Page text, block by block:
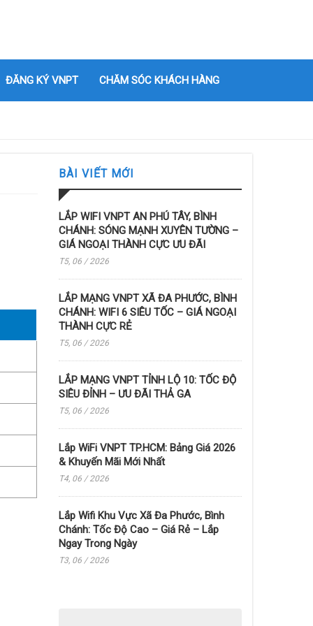
ĐĂNG KÝ VNPT CHĂM SÓC KHÁCH HÀNG
BÀI VIẾT MỚI
LẮP WIFI VNPT AN PHÚ TÂY, BÌNH
CHÁNH: SÓNG MẠNH XUYÊN TƯỜNG –
GIÁ NGOẠI THÀNH CỰC ƯU ĐÃI
T5, 06 / 2026
LẮP MẠNG VNPT XÃ ĐA PHƯỚC, BÌNH
CHÁNH: WIFI 6 SIÊU TỐC – GIÁ NGOẠI
THÀNH CỰC RẺ
T5, 06 / 2026
LẮP MẠNG VNPT TỈNH LỘ 10: TỐC ĐỘ
SIÊU ĐỈNH – ƯU ĐÃI THẢ GA
T5, 06 / 2026
Lắp WiFi VNPT TP.HCM: Bảng Giá 2026
& Khuyến Mãi Mới Nhất
T4, 06 / 2026
Lắp Wifi Khu Vực Xã Đa Phước, Bình
Chánh: Tốc Độ Cao – Giá Rẻ – Lắp
Ngay Trong Ngày
T3, 06 / 2026